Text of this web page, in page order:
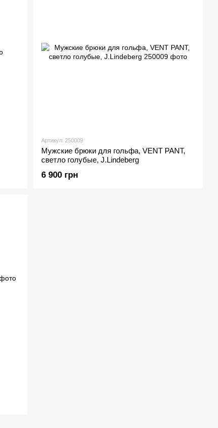
Артикул: 250009
Мужские брюки для гольфа, VENT PANT,
светло голубые, J.Lindeberg
6 900 грн